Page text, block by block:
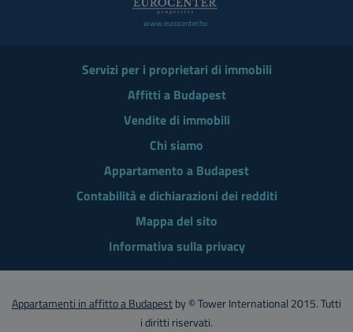
www.eurocenter.hu
Servizi per i proprietari di immobili
Affitti a Budapest
Vendite di immobili
Chi siamo
Appartamento a Budapest
Contabilità e dichiarazioni dei redditi
Mappa del sito
Informativa sulla privacy
Appartamenti in affitto a Budapestby © Tower International 2015. Tutti
i diritti riservati.